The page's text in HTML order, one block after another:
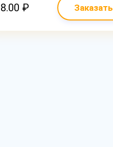
8.00 ₽ Заказать